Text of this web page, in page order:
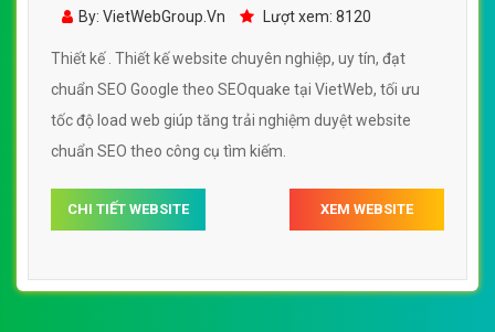
By: VietWebGroup.Vn Lượt xem: 8120
Thiết kế . Thiết kế website chuyên nghiệp, uy tín, đạt
chuẩn SEO Google theo SEOquake tại VietWeb, tối ưu
tốc độ load web giúp tăng trải nghiệm duyệt website
chuẩn SEO theo công cụ tìm kiếm.
CHI TIẾT WEBSITE XEM WEBSITE